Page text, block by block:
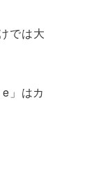
では大
」はカ